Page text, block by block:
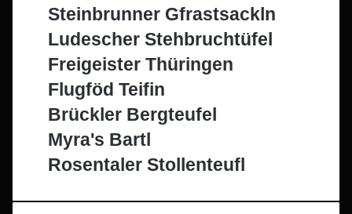
Steinbrunner Gfrastsackln
Ludescher Stehbruchtüfel
Freigeister Thüringen
Flugföd Teifin
Brückler Bergteufel
Myra's Bartl
Rosentaler Stollenteufl